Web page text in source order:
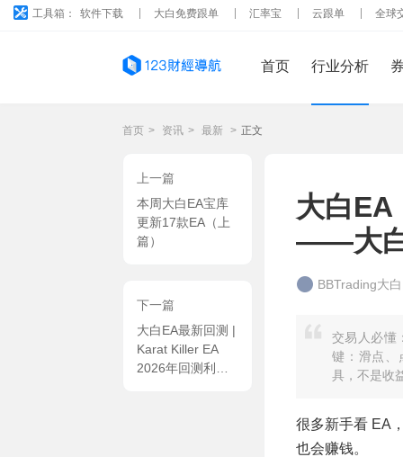
工具箱： 软件下载 大白免费跟单 汇率宝 云跟单 全球
首页 行业分析
首页 > 资讯 > 最新 > 正文
上一篇
本周大白EA宝库
更新17款EA（上
篇）
下一篇
大白EA最新回测 |
Karat Killer EA
2026年回测利润
大白EA
——大
BBTrading大
交易人必懂
键：滑点、
具，不是收
很多新手看 EA
也会赚钱。